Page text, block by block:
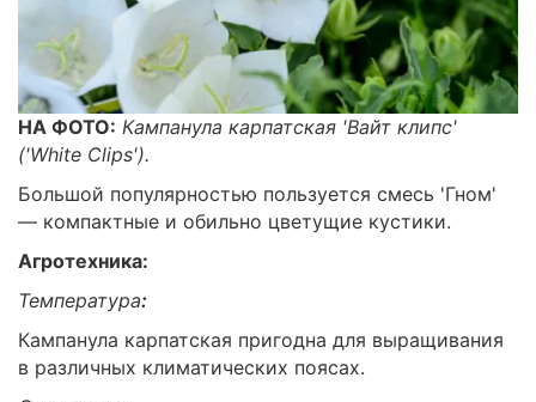
НА ФОТО: Кампанула карпатская 'Вайт клипс'
('White Clips').
Большой популярностью пользуется смесь 'Гном'
— компактные и обильно цветущие кустики.
Агротехника:
Температура:
Кампанула карпатская пригодна для выращивания
в различных климатических поясах.